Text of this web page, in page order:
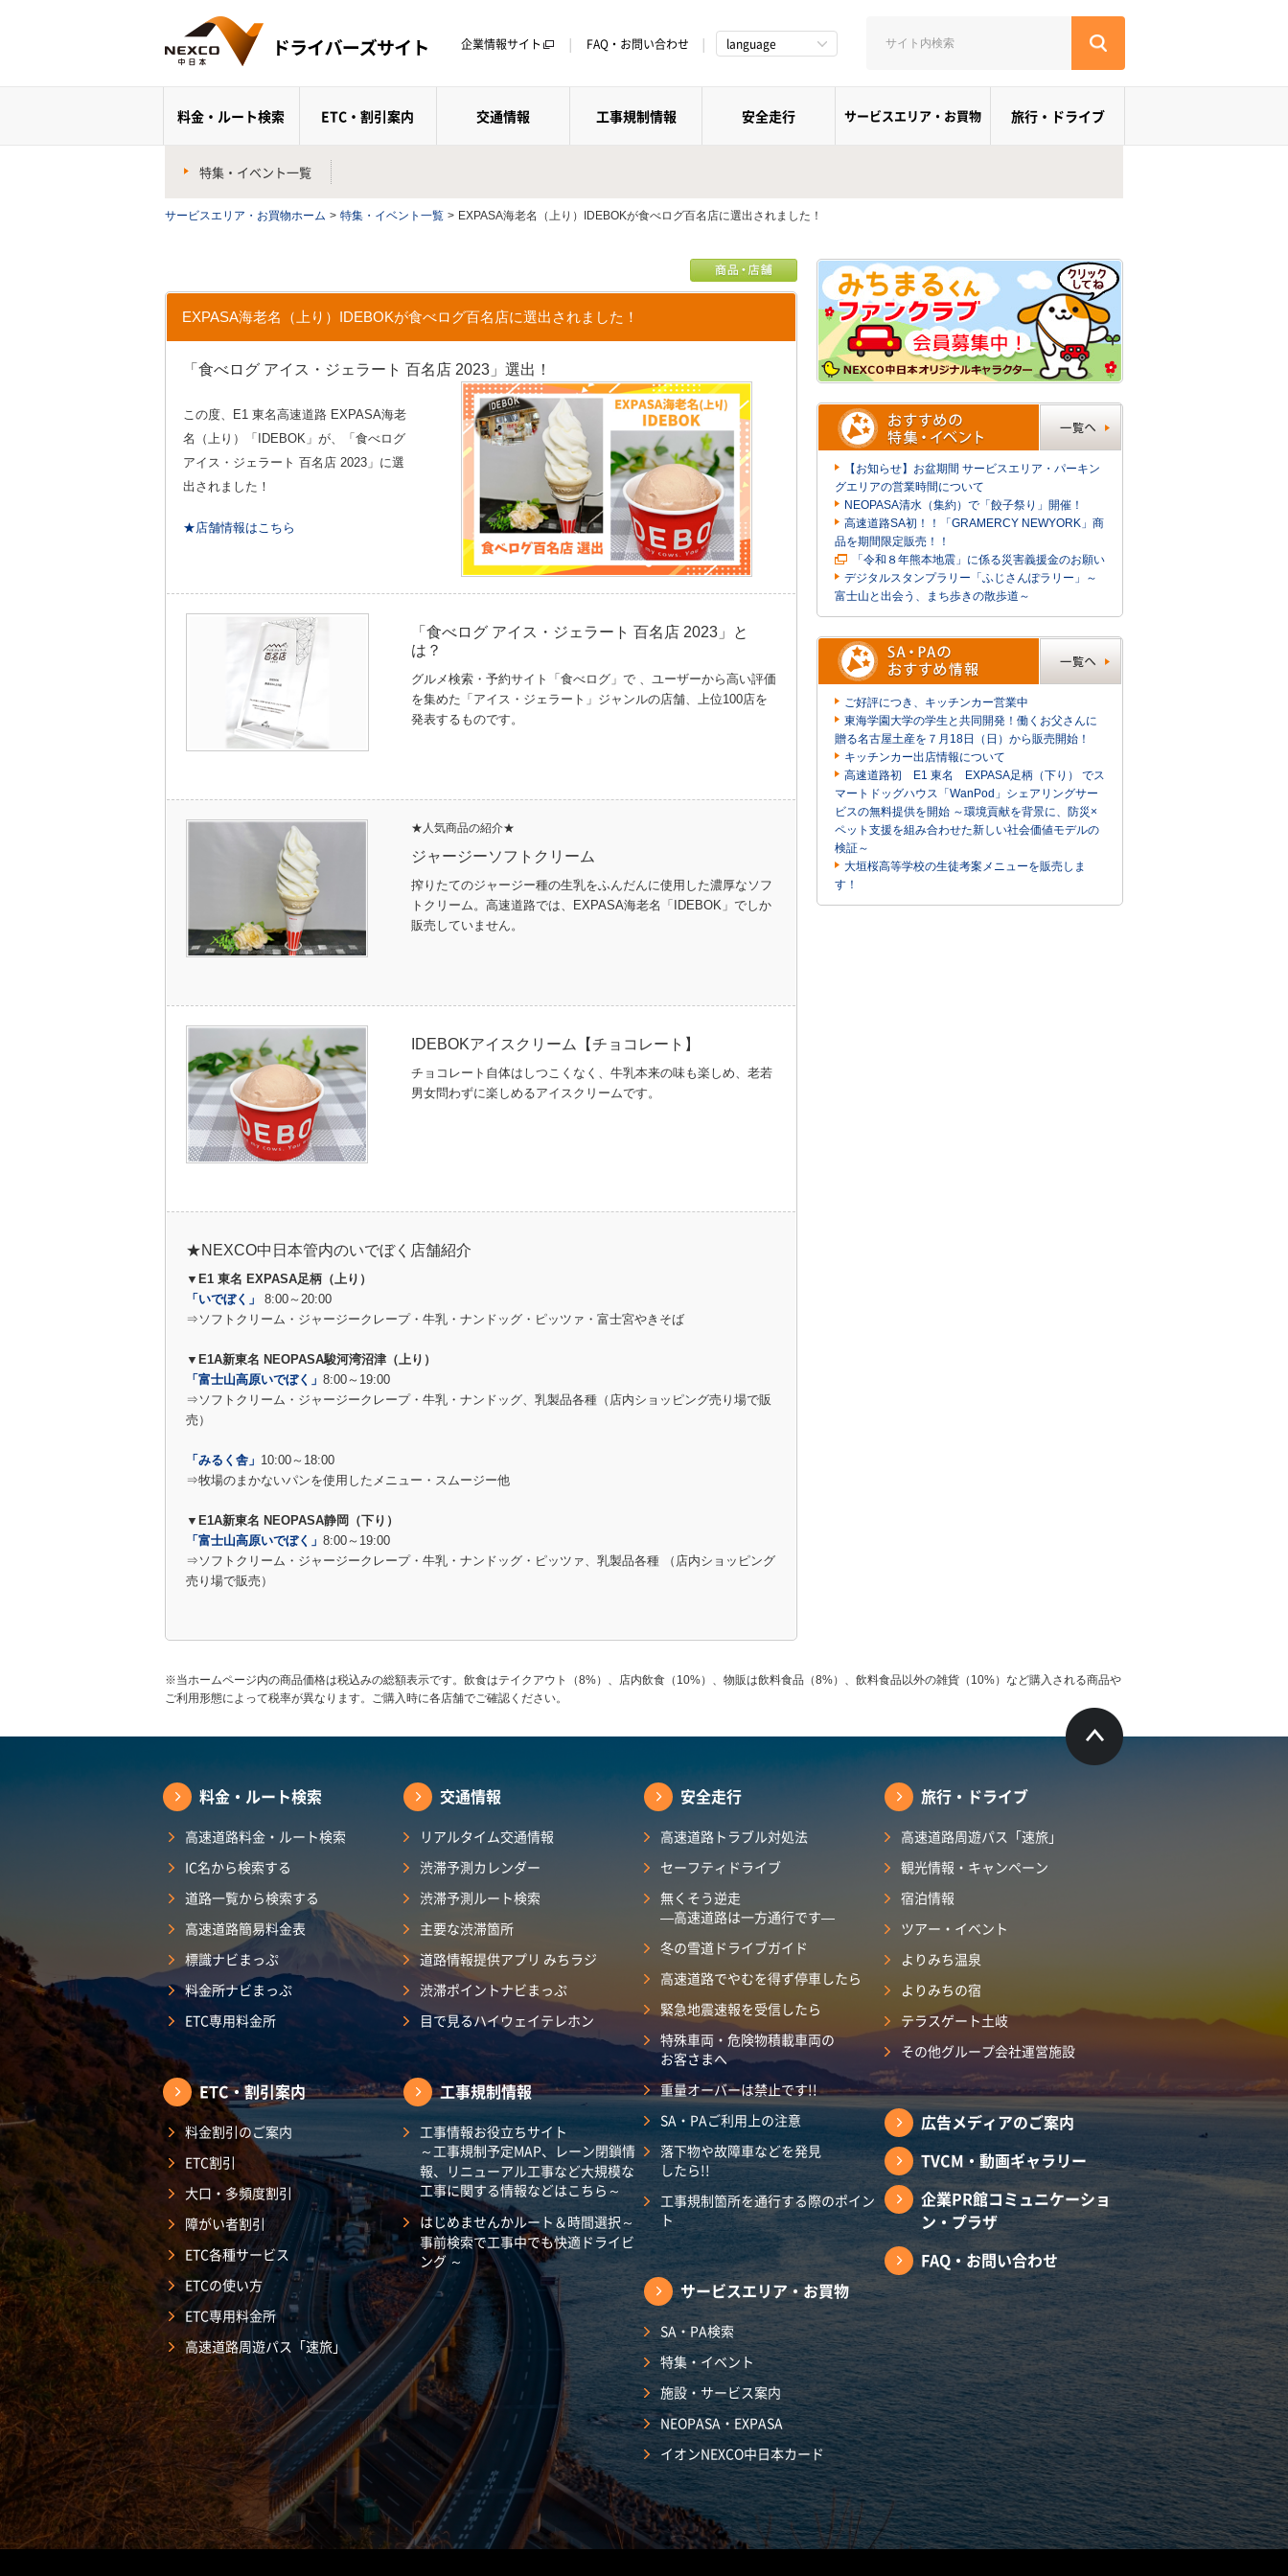
企業情報サイト FAQ・お問い合わせ language
料金・ルート検索 ETC・割引案内 交通情報 工事規制情報 安全走行 サービスエリア・お買物 旅行・ドライブ
特集・イベント一覧
サービスエリア・お買物ホーム > 特集・イベント一覧 > EXPASA海老名（上り）IDEBOKが食べログ百名店に選出されました！
EXPASA海老名（上り）IDEBOKが食べログ百名店に選出されました！
「食べログ アイス・ジェラート 百名店 2023」選出！
この度、E1 東名高速道路 EXPASA海老
名（上り）「IDEBOK」が、「食べログ
アイス・ジェラート 百名店 2023」 に選
出されました！
★店舗情報はこちら
「食べログ アイス・ジェラート 百名店 2023」と
は？
グルメ検索・予約サイト「食べログ」で 、ユーザーから高い評価
を集めた「アイス・ジェラート」ジャンルの店舗、上位100店を
発表するものです。
★人気商品の紹介★
ジャージーソフトクリーム
搾りたてのジャージー種の生乳をふんだんに使用した濃厚なソフ
トクリーム。 高速道路では、EXPASA海老名「IDEBOK」でしか
販売していません。
IDEBOKアイスクリーム【チョコレート】
チョコレート自体はしつこくなく、牛乳本来の味も楽しめ、老若
男女問わずに楽しめるアイスクリームです。
★NEXCO中日本管内のいでぼく店舗紹介
▼E1 東名 EXPASA足柄（上り）
「いでぼく」
8:00～20:00
⇒ソフトクリーム・ジャージークレープ・牛乳・ナンドッグ・ピッツァ・富士宮やきそば
▼E1A新東名 NEOPASA駿河湾沼津（上り）
「富士山高原いでぼく」 8:00～19:00
⇒ソフトクリーム・ジャージークレープ・牛乳・ナンドッグ、 乳製品各種（店内ショッピング売り場で販
売）
「みるく舎」 10:00～18:00
⇒牧場のまかないパンを使用したメニュー・スムージー他
▼E1A新東名 NEOPASA静岡（下り）
「富士山高原いでぼく」 8:00～19:00
⇒ソフトクリーム・ジャージークレープ・牛乳・ナンドッグ・ピッツァ、 乳製品各種 （店内ショッピング
売り場で販売）
【お知らせ】お盆期間 サービスエリア・パーキン
グエリアの営業時間について
NEOPASA清水（集約）で「餃子祭り」開催！
高速道路SA初！！「GRAMERCY NEWYORK」商
品を期間限定販売！！
「令和８年熊本地震」に係る災害義援金のお願い
デジタルスタンプラリー「ふじさんぽラリー」～
富士山と出会う、まち歩きの散歩道～
ご好評につき、キッチンカー営業中
東海学園大学の学生と共同開発！働くお父さんに
贈る名古屋土産を７月18日（日）から販売開始！
キッチンカー出店情報について
高速道路初 E1 東名 EXPASA足柄（下り） でス
マートドッグハウス「WanPod」シェアリングサー
ビスの無料提供を開始 ～環境貢献を背景に、防災×
ペット支援を組み合わせた新しい社会価値モデルの
検証～
大垣桜高等学校の生徒考案メニューを販売しま
す！
※当ホームページ内の商品価格は税込みの総額表示です。飲食はテイクアウト（8%）、店内飲食（10%）、物販は飲料食品（8%）、飲料食品以外の雑貨（10%）など購入される商品や
ご利用形態によって税率が異なります。ご購入時に各店舗でご確認ください。
料金・ルート検索
高速道路料金・ルート検索
IC名から検索する
道路一覧から検索する
高速道路簡易料金表
標識ナビまっぷ
料金所ナビまっぷ
ETC専用料金所
ETC・割引案内
料金割引のご案内
ETC割引
大口・多頻度割引
障がい者割引
ETC各種サービス
ETCの使い方
ETC専用料金所
高速道路周遊パス「速旅」
交通情報
リアルタイム交通情報
渋滞予測カレンダー
渋滞予測ルート検索
主要な渋滞箇所
道路情報提供アプリ みちラジ
渋滞ポイントナビまっぷ
目で見るハイウェイテレホン
工事規制情報
工事情報お役立ちサイト
～工事規制予定MAP、レーン閉鎖情
報、リニューアル工事など大規模な
工事に関する情報などはこちら～
はじめませんかルート＆時間選択～
事前検索で工事中でも快適ドライビ
ング ～
安全走行
高速道路トラブル対処法
セーフティドライブ
無くそう逆走
―高速道路は一方通行です―
冬の雪道ドライブガイド
高速道路でやむを得ず停車したら
緊急地震速報を受信したら
特殊車両・危険物積載車両の
お客さまへ
重量オーバーは禁止です!!
SA・PAご利用上の注意
落下物や故障車などを発見
したら!!
工事規制箇所を通行する際のポイン
ト
サービスエリア・お買物
SA・PA検索
特集・イベント
施設・サービス案内
NEOPASA・EXPASA
イオンNEXCO中日本カード
旅行・ドライブ
高速道路周遊パス「速旅」
観光情報・キャンペーン
宿泊情報
ツアー・イベント
よりみち温泉
よりみちの宿
テラスゲート土岐
その他グループ会社運営施設
広告メディアのご案内
TVCM・動画ギャラリー
企業PR館コミュニケーショ
ン・プラザ
FAQ・お問い合わせ